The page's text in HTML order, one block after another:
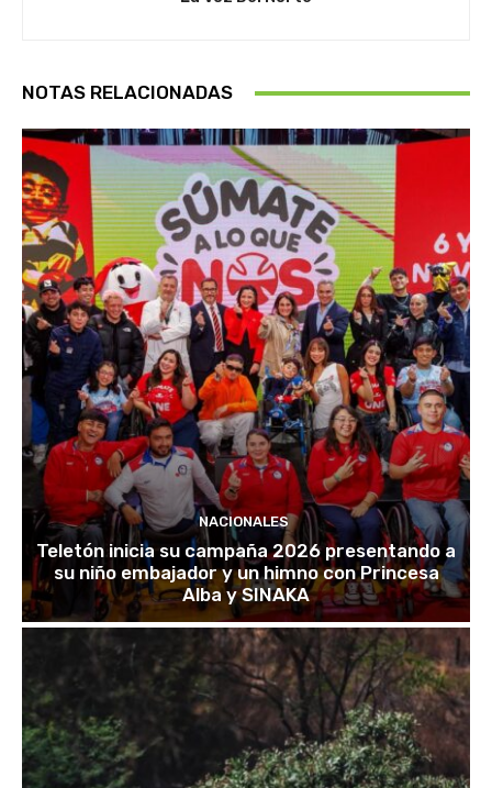
NOTAS RELACIONADAS
NACIONALES
Teletón inicia su campaña 2026 presentando a
su niño embajador y un himno con Princesa
Alba y SINAKA